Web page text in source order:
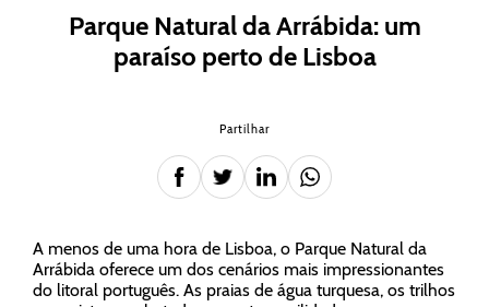
Parque Natural da Arrábida: um
paraíso perto de Lisboa
Partilhar
A menos de uma hora de Lisboa, o Parque Natural da
Arrábida oferece um dos cenários mais impressionantes
do litoral português. As praias de água turquesa, os trilhos